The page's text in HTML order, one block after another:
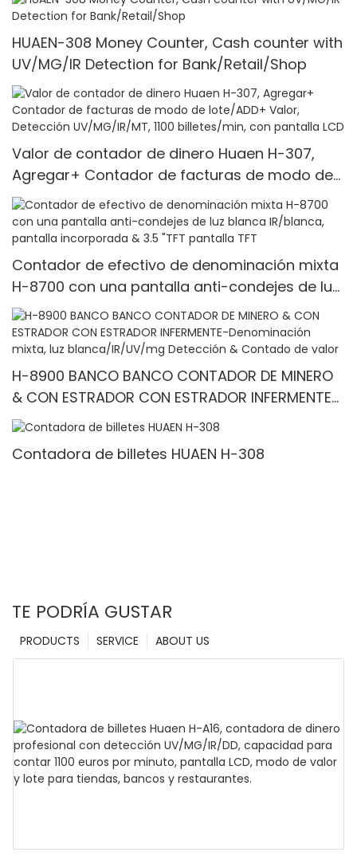
HUAEN-308 Money Counter, Cash counter with
UV/MG/IR Detection for Bank/Retail/Shop
Valor de contador de dinero Huaen H-307,
Agregar+ Contador de facturas de modo de
lote/ADD+ Valor, Detección UV/MG/IR/MT, 1100
billetes/min, con pantalla LCD
Contador de efectivo de denominación mixta
H-8700 con una pantalla anti-condejes de luz
blanca IR/blanca, pantalla incorporada & 3.5
"TFT pantalla TFT
H-8900 BANCO BANCO CONTADOR DE MINERO
& CON ESTRADOR CON ESTRADOR INFERMENTE-
Denominación mixta, luz blanca/IR/UV/mg
Contadora de billetes HUAEN H-308
TE PODRÍA GUSTAR
ABOUT US
SERVICE
PRODUCTS